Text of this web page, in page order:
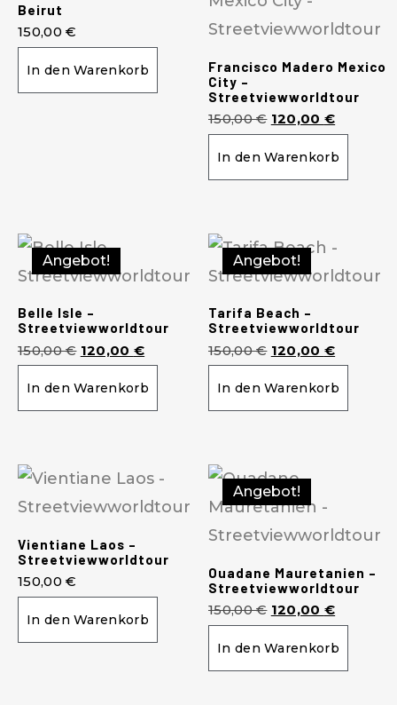
Beirut
150,00€
In den Warenkorb
Francisco Madero Mexico
City –
Streetviewworldtour
150,00€ 120,00 €
In den Warenkorb
Angebot!
Belle Isle –
Streetviewworldtour
150,00€ 120,00 €
In den Warenkorb
Angebot!
Tarifa Beach –
Streetviewworldtour
150,00€ 120,00 €
In den Warenkorb
Vientiane Laos –
Streetviewworldtour
150,00€
In den Warenkorb
Angebot!
Ouadane Mauretanien –
Streetviewworldtour
150,00€ 120,00 €
In den Warenkorb